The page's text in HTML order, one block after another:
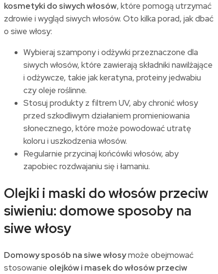
kosmetyki do siwych włosów, które pomogą utrzymać
zdrowie i wygląd siwych włosów. Oto kilka porad, jak dbać
o siwe włosy:
Wybieraj szampony i odżywki przeznaczone dla
siwych włosów, które zawierają składniki nawilżające
i odżywcze, takie jak keratyna, proteiny jedwabiu
czy oleje roślinne.
Stosuj produkty z filtrem UV, aby chronić włosy
przed szkodliwym działaniem promieniowania
słonecznego, które może powodować utratę
koloru i uszkodzenia włosów.
Regularnie przycinaj końcówki włosów, aby
zapobiec rozdwajaniu się i łamaniu.
Olejki i maski do włosów przeciw
siwieniu: domowe sposoby na
siwe włosy
Domowy sposób na siwe włosymoże obejmować
stosowanie olejków i masek do włosów przeciw